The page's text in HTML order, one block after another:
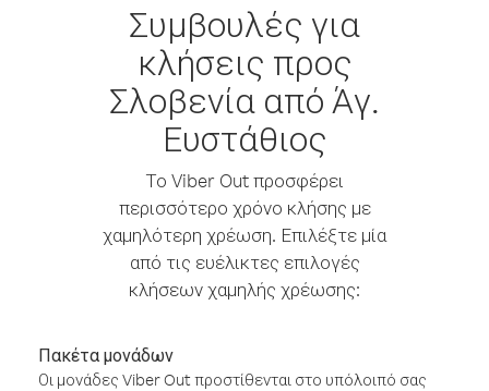
Συμβουλές για
κλήσεις προς
Σλοβενία από Άγ.
Ευστάθιος
Το Viber Out προσφέρει
περισσότερο χρόνο κλήσης με
χαμηλότερη χρέωση. Επιλέξτε μία
από τις ευέλικτες επιλογές
κλήσεων χαμηλής χρέωσης:
Πακέτα μονάδων
Οι μονάδες Viber Out προστίθενται στο υπόλοιπό σας